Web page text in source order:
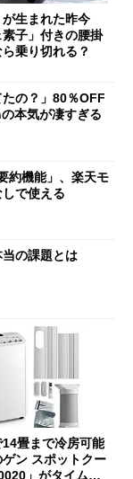
が生まれた昨今
素子」付きの腰掛
乗り切れる？
たの？」80％OFF
本気が凄すぎる
約機能」、楽天モ
で使える
の課題とは
畳まで冷房可能
ゲン スポットクー
」がタイムセ